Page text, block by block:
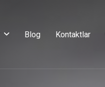
Blog Kontaktlar